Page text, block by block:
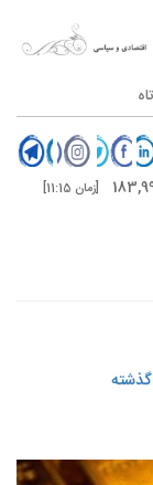
سکه امامی : 187,500